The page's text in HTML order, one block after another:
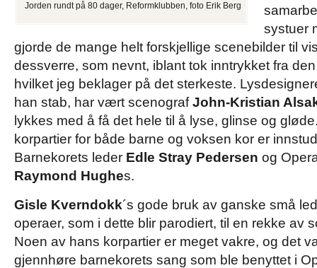
Jorden rundt på 80 dager, Reformklubben, foto Erik Berg
systuer
gjorde de mange helt forskjellige scenebilder til
dessverre, som nevnt, iblant tok inntrykket fra
hvilket jeg beklager på det sterkeste.
han stab, har vært scenografJohn-Kristian
lykkes med å få det hele til å lyse, glinse og
korpartier for både barne og voksen kor er
Barnekorets leder Edle Stray Pedersen og
Raymond Hughes.
Gisle Kverndokk´s gode bruk av ganske små
operaer, som i dette blir parodiert, til en rekke av
Noen av hans korpartier er meget vakre, og det
gjennhøre barnekorets sang som ble benyttet i